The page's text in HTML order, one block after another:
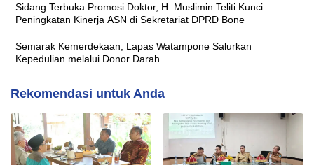
Sidang Terbuka Promosi Doktor, H. Muslimin Teliti Kunci
Peningkatan Kinerja ASN di Sekretariat DPRD Bone
Semarak Kemerdekaan, Lapas Watampone Salurkan
Kepedulian melalui Donor Darah
Rekomendasi untuk Anda